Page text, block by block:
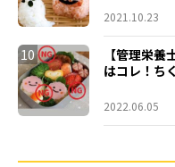
2021.10.23
10
【管理栄
はコレ！ち
2022.06.05